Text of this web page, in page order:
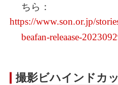
ちら：
https://www.son.or.jp/
beafan-releaase-
撮影ビハインドカ